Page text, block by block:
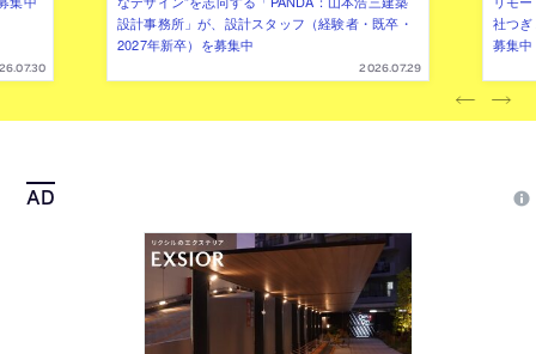
設計事務所」が、設計スタッフ（経験者・既卒・
2027年新卒）を募集中
2026.07.29
社つ
募集中